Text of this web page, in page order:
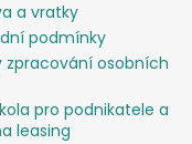
a vratky
podmínky
zpracování osobních
pro podnikatele a
leasing